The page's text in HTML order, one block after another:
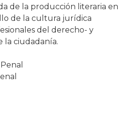
de la producción literaria en
de la cultura jurídica
del derecho- y
la ciudadanía.